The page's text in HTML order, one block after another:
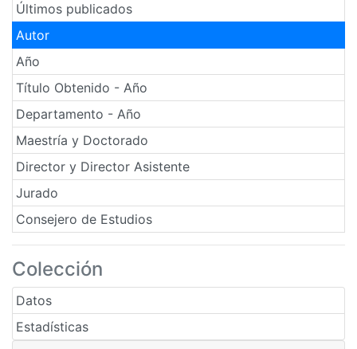
Últimos publicados
Autor
Año
Título Obtenido - Año
Departamento - Año
Maestría y Doctorado
Director y Director Asistente
Jurado
Consejero de Estudios
Colección
Datos
Estadísticas